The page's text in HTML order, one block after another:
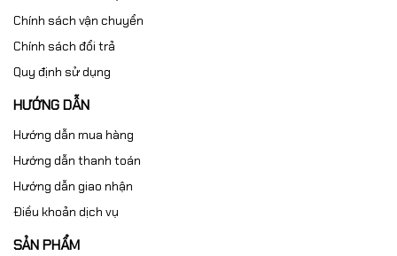
Chính sách vận chuyển
Chính sách đổi trả
Quy định sử dụng
HƯỚNG DẪN
Hướng dẫn mua hàng
Hướng dẫn thanh toán
Hướng dẫn giao nhận
Điều khoản dịch vụ
SẢN PHẨM